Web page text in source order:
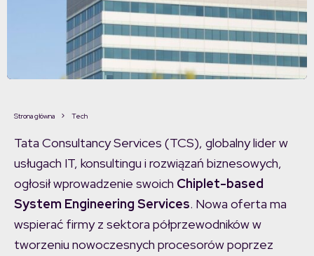
Strona główna Tech
Tata Consultancy Services (TCS), globalny lider w
usługach IT, konsultingu i rozwiązań biznesowych,
ogłosił wprowadzenie swoich Chiplet-based
System Engineering Services. Nowa oferta ma
wspierać firmy z sektora półprzewodników w
tworzeniu nowoczesnych procesorów poprzez